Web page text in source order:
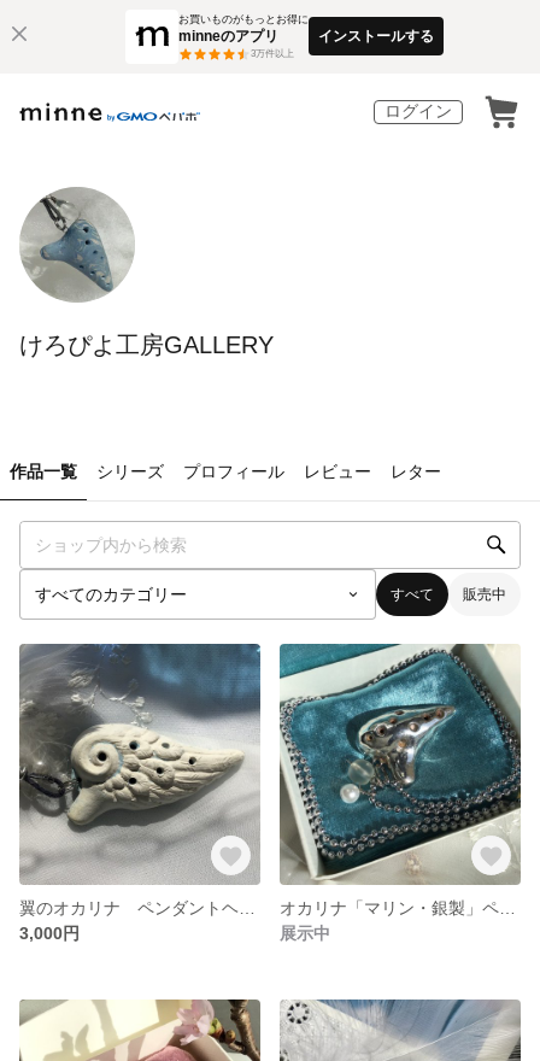
お買いものがもっとお得に
minneのアプリ
3万件以上
インストールする
ログイン
けろぴよ工房GALLERY
作品一覧 シリーズ プロフィール レビュー レター
すべて 販売中
3,000円
展示中